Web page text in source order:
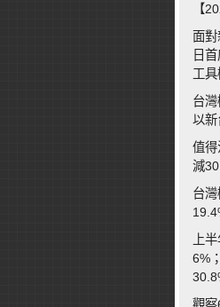
【
面
日
工
台
以新
值得
減
台
上
6%